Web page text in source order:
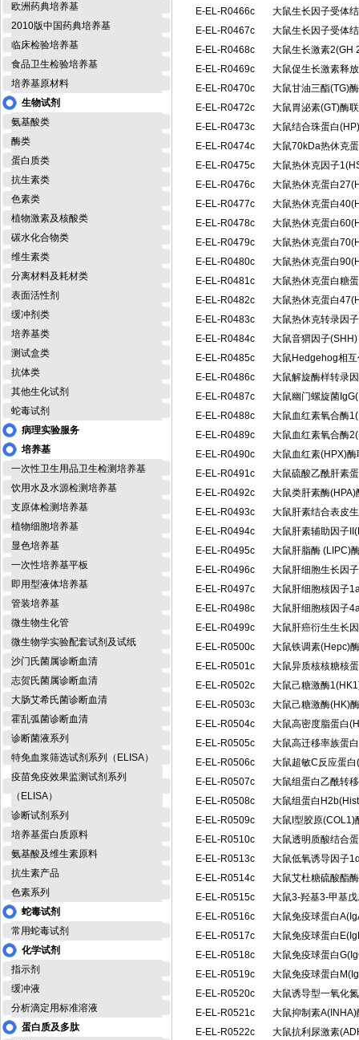
欧洲药典培养基
2010版中国药典培养基
临床检验培养基
食品卫生检验培养基
培养基原材料
生物试剂
氨基酸类
酶类
蛋白质类
抗生素类
色素类
植物激素及核酸类
碳水化合物类
维生素类
分离材料及耗材类
表面活性剂
缓冲剂类
培养基类
测试盒类
抗体类
其他生化试剂
蛇毒试剂
病理实验服务
培养基
一次性卫生用品卫生检测培养基
饮用水及水源检测培养基
支原体检测培养基
植物细胞培养基
显色培养基
一次性培养基平板
即用型液体培养基
管装培养基
微生物生化管
微生物学实验配套试剂及试纸
沙门氏菌属诊断血清
志贺氏菌属诊断血清
大肠艾希氏菌诊断血清
霍乱弧菌诊断血清
诊断菌液系列
特免血浆筛选试剂系列（ELISA）
疫苗免疫效果监测试剂系列
（ELISA）
诊断试剂系列
培养基蛋白质原料
氨基酸及维生素原料
抗生素产品
色素系列
蛇毒试剂
常用蛇毒试剂
化学试剂
指示剂
缓冲液
分析滴定用标准溶液
蛋白质及多肽
E-EL-R0466c
大鼠生长因子受体
E-EL-R0467c
大鼠生长因子受体
E-EL-R0468c
大鼠生长激素2(GH
E-EL-R0469c
大鼠促生长激素释
E-EL-R0470c
大鼠甘油三酯(TG)
E-EL-R0472c
大鼠胃泌素(GT)酶
E-EL-R0473c
大鼠结合珠蛋白
E-EL-R0474c
大鼠70kDa热休克
E-EL-R0475c
大鼠热休克因子
E-EL-R0476c
大鼠热休克蛋白
E-EL-R0477c
大鼠热休克蛋白
E-EL-R0478c
大鼠热休克蛋白
E-EL-R0479c
大鼠热休克蛋白
E-EL-R0480c
大鼠热休克蛋白
E-EL-R0481c
大鼠热休克蛋白糖
E-EL-R0482c
大鼠热休克蛋白
E-EL-R0483c
大鼠热休克转录因
E-EL-R0484c
大鼠音猬因子
E-EL-R0485c
大鼠Hedgehog相
E-EL-R0486c
大鼠解旋酶样转录
E-EL-R0487c
大鼠幽门螺旋菌
E-EL-R0488c
大鼠血红素氧合酶
E-EL-R0489c
大鼠血红素氧合酶
E-EL-R0490c
大鼠血红素(HPX)
E-EL-R0491c
大鼠硫酸乙酰肝素
E-EL-R0492c
大鼠类肝素酶
E-EL-R0493c
大鼠肝素结合表皮
E-EL-R0494c
大鼠肝素辅助因子
E-EL-R0495c
大鼠肝脂酶 (LIPC)
E-EL-R0496c
大鼠肝细胞生长因
E-EL-R0497c
大鼠肝细胞核因子
E-EL-R0498c
大鼠肝细胞核因子
E-EL-R0499c
大鼠肝癌衍生生长
E-EL-R0500c
大鼠铁调素(Hepc)
E-EL-R0501c
大鼠异质核核糖核
E-EL-R0502c
大鼠己糖激酶
E-EL-R0503c
大鼠己糖激酶(HK)
E-EL-R0504c
大鼠高密度脂蛋白
E-EL-R0505c
大鼠高迁移率族蛋
E-EL-R0506c
大鼠超敏C反应蛋
E-EL-R0507c
大鼠组蛋白乙酰转
E-EL-R0508c
大鼠组蛋白
E-EL-R0509c
大鼠I型胶原(COL1)
E-EL-R0510c
大鼠透明质酸结合
E-EL-R0513c
大鼠低氧诱导因子
E-EL-R0514c
大鼠艾杜糖硫酸酯
E-EL-R0515c
大鼠3-羟基3-甲基
E-EL-R0516c
大鼠免疫球蛋白
E-EL-R0517c
大鼠免疫球蛋白
E-EL-R0518c
大鼠免疫球蛋白
E-EL-R0519c
大鼠免疫球蛋白
E-EL-R0520c
大鼠诱导型一氧化
E-EL-R0521c
大鼠抑制素
E-EL-R0522c
大鼠抗利尿激素